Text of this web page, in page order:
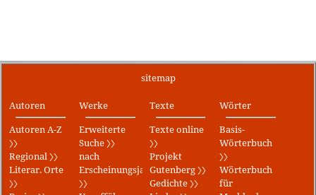
sitemap
Autoren
Autoren A-Z
〉〉
Regional 〉〉
Literar. Orte
〉〉
Werke
Erweiterte
Suche 〉〉
nach
Erscheinungsjahr
〉〉
Texte
Texte online
〉〉
Projekt
Gutenberg 〉〉
Gedichte 〉〉
Wörter
Basis-
Wörterbuch
〉〉
Wörterbuch
für